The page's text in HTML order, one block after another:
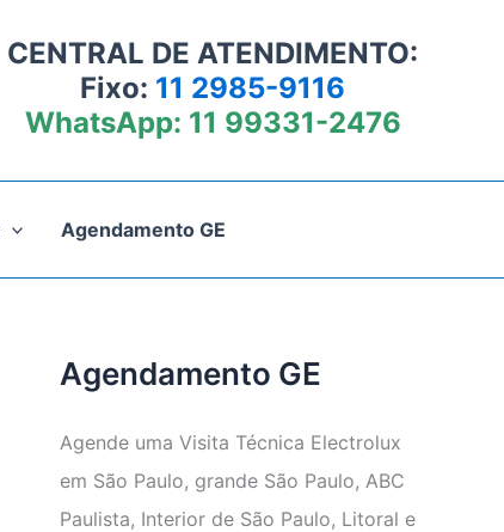
CENTRAL DE ATENDIMENTO:
Fixo: 11 2985-9116
WhatsApp: 11 99331-2476
Agendamento GE
Agendamento GE
Agende uma Visita Técnica Electrolux
em São Paulo, grande São Paulo, ABC
Paulista, Interior de São Paulo, Litoral e